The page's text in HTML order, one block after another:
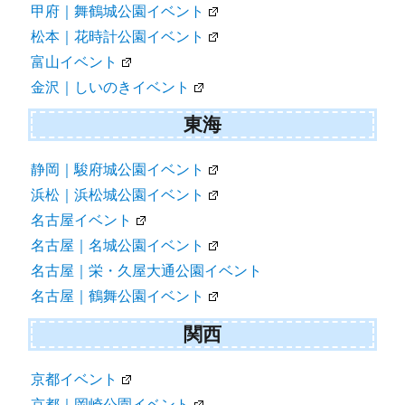
甲府｜舞鶴城公園イベント
松本｜花時計公園イベント
富山イベント
金沢｜しいのきイベント
東海
静岡｜駿府城公園イベント
浜松｜浜松城公園イベント
名古屋イベント
名古屋｜名城公園イベント
名古屋｜栄・久屋大通公園イベント
名古屋｜鶴舞公園イベント
関西
京都イベント